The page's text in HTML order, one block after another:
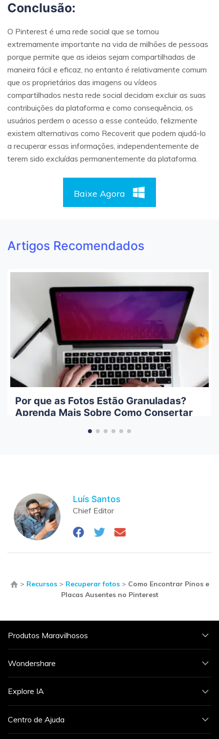
Conclusão:
O Pinterest é uma rede social que se tornou
extremamente importante na vida de milhões de pessoas
porque permite que as ideias sejam compartilhadas de
maneira fácil e eficaz, no entanto é relativamente comum
que os proprietários das imagens ou vídeos
compartilhados nesta rede social decidam excluir as suas
contribuições da plataforma e como consequência, os
usuários perdem o acesso a esse conteúdo, felizmente
existem alternativas como Recoverit que podem ajudá-lo
a recuperar essas informações, independentemente de
terem sido excluídas permanentemente da plataforma.
Baixe Agora
Artigos Recomendados
Por que as Fotos Estão Granuladas?
Aprenda Mais Sobre Como Consertar
Luís Santos
Chief Editor
> Recursos> Recuperar fotos> Como Encontrar Pinos e
Placas Ausentes no Pinterest
Produtos Maravilhosos
Wondershare
Explore IA
Centro de Ajuda